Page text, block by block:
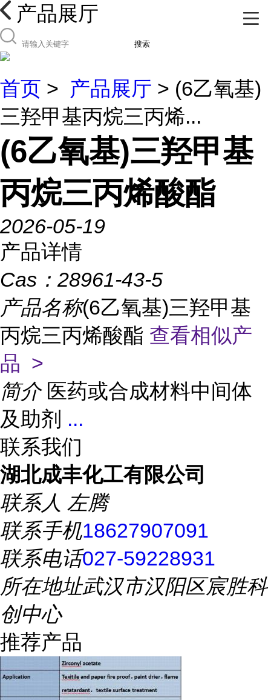
产品展厅
搜索
首页 > 产品展厅 > (6乙氧基)
三羟甲基丙烷三丙烯...
(6乙氧基)三羟甲基
丙烷三丙烯酸酯
2026-05-19
产品详情
Cas： 28961-43-5
产品名称(6乙氧基)三羟甲基
丙烷三丙烯酸酯 查看相似产
品 >
简介 医药或合成材料中间体
及助剂 ...
联系我们
湖北成丰化工有限公司
联系人 左腾
联系手机18627907091
联系电话027-59228931
所在地址武汉市汉阳区宸胜科
创中心
推荐产品